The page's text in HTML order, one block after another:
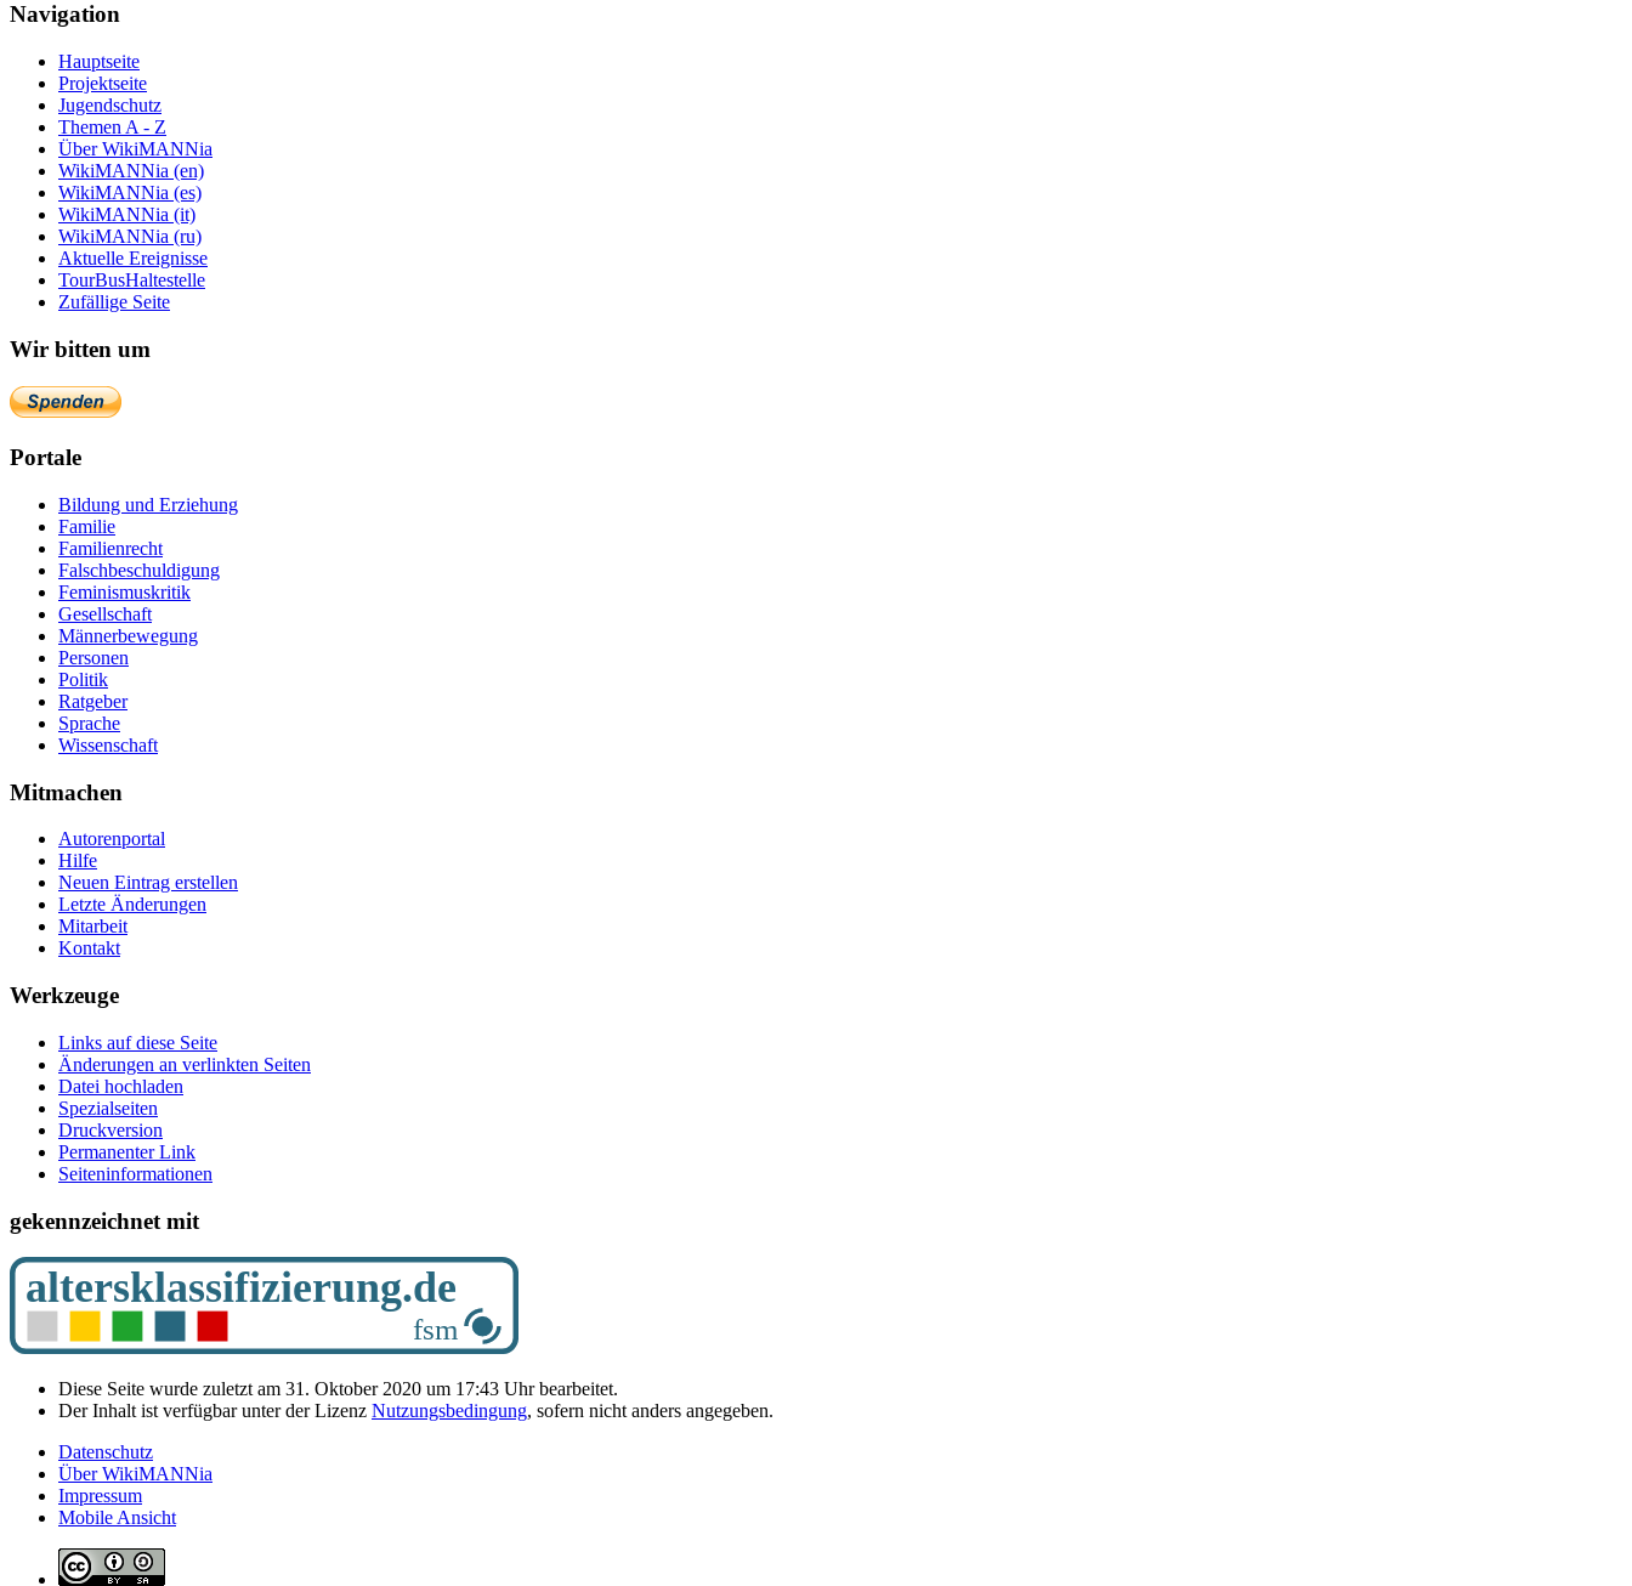
Navigation
Hauptseite
Projektseite
Jugendschutz
Themen A - Z
Über WikiMANNia
WikiMANNia (en)
WikiMANNia (es)
WikiMANNia (it)
WikiMANNia (ru)
Aktuelle Ereignisse
TourBusHaltestelle
Zufällige Seite
Wir bitten um
Portale
Bildung und Erziehung
Familie
Familienrecht
Falschbeschuldigung
Feminismuskritik
Gesellschaft
Männerbewegung
Personen
Politik
Ratgeber
Sprache
Wissenschaft
Mitmachen
Autorenportal
Hilfe
Neuen Eintrag erstellen
Letzte Änderungen
Mitarbeit
Kontakt
Werkzeuge
Links auf diese Seite
Änderungen an verlinkten Seiten
Datei hochladen
Spezialseiten
Druckversion
Permanenter Link
Seiten­­informationen
gekennzeichnet mit
Diese Seite wurde zuletzt am 31. Oktober 2020 um 17:43 Uhr bearbeitet.
Der Inhalt ist verfügbar unter der Lizenz Nutzungsbedingung, sofern nicht anders angegeben.
Datenschutz
Über WikiMANNia
Impressum
Mobile Ansicht